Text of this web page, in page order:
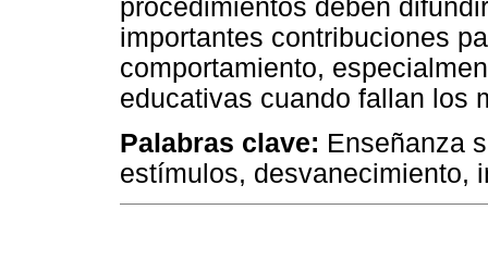
procedimientos deben
importantes contribuciones
comportamiento,
educativas cuando fallan los
Palabras clave: Enseñanza
estímulos, desvanecimiento,